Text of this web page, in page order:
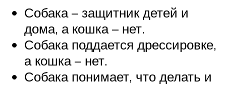
Собака – защитник детей и
дома, а кошка – нет.
Собака поддается дрессировке,
а кошка – нет.
Собака понимает, что делать и